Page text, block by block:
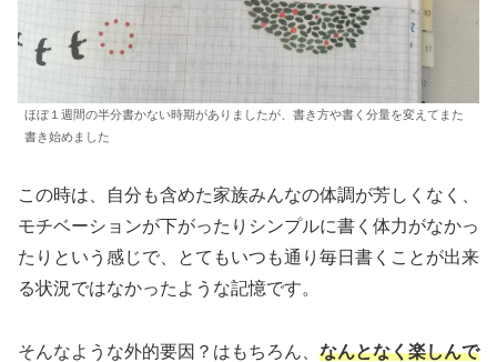
ほぼ１週間の半分書かない時期がありましたが、書き方や書く分量を変えてまた
書き始めました
この時は、自分も含めた家族みんなの体調が芳しくなく、
モチベーションが下がったりシンプルに書く体力がなかっ
たりという感じで、とてもいつも通り毎日書くことが出来
る状況ではなかったような記憶です。
そんなような外的要因？はもちろん、 なんとなく楽しんで